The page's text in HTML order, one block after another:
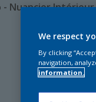
- Nuancier Intérieur
We respect
By clicking
navigation,
information.